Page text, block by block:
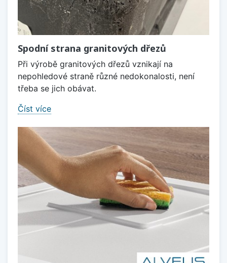
Spodní strana granitových dřezů
Při výrobě granitových dřezů vznikají na
nepohledové straně různé nedokonalosti, není
třeba se jich obávat.
Číst více